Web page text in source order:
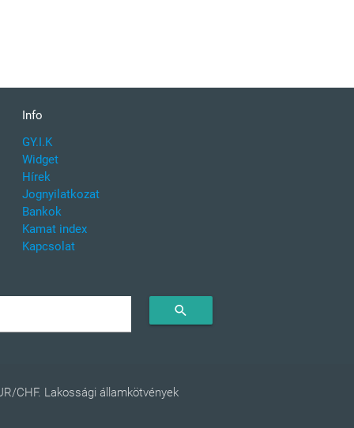
Info
GY.I.K
Widget
Hírek
Jognyilatkozat
Bankok
Kamat index
Kapcsolat
search
CHF. Lakossági államkötvények